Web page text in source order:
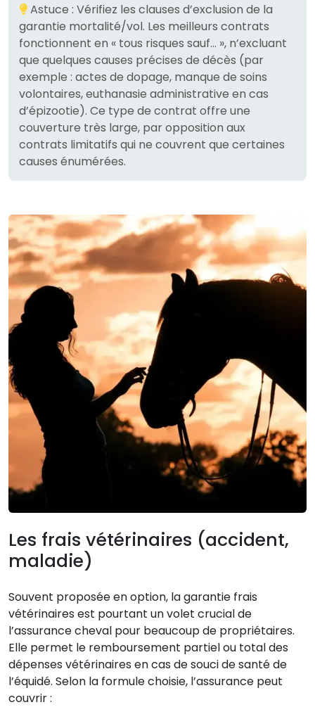
Astuce : Vérifiez les clauses d’exclusion de la
garantie mortalité/vol. Les meilleurs contrats
fonctionnent en « tous risques sauf… », n’excluant
que quelques causes précises de décès (par
exemple : actes de dopage, manque de soins
volontaires, euthanasie administrative en cas
d’épizootie). Ce type de contrat offre une
couverture très large, par opposition aux
contrats limitatifs qui ne couvrent que certaines
causes énumérées.
Les frais vétérinaires (accident,
maladie)
Souvent proposée en option, la garantie frais
vétérinaires est pourtant un volet crucial de
l’assurance cheval pour beaucoup de propriétaires.
Elle permet le remboursement partiel ou total des
dépenses vétérinaires en cas de souci de santé de
l’équidé. Selon la formule choisie, l’assurance peut
couvrir :